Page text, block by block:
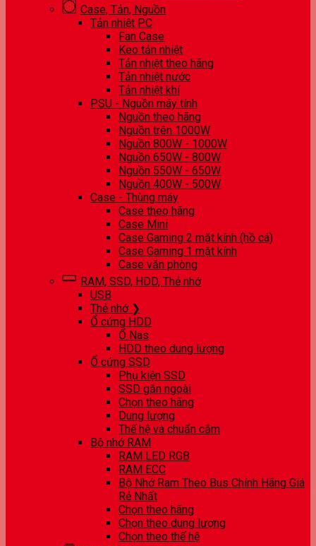
Case, Tản, Nguồn
Tản nhiệt PC
Fan Case
Keo tản nhiệt
Tản nhiệt theo hãng
Tản nhiệt nước
Tản nhiệt khí
PSU - Nguồn máy tính
Nguồn theo hãng
Nguồn trên 1000W
Nguồn 800W - 1000W
Nguồn 650W - 800W
Nguồn 550W - 650W
Nguồn 400W - 500W
Case - Thùng máy
Case theo hãng
Case Mini
Case Gaming 2 mặt kính (hồ cá)
Case Gaming 1 mặt kính
Case văn phòng
RAM, SSD, HDD, Thẻ nhớ
USB
Thẻ nhớ ❯
Ổ cứng HDD
Ổ Nas
HDD theo dung lượng
Ổ cứng SSD
Phụ kiện SSD
SSD gắn ngoài
Chọn theo hãng
Dung lượng
Thế hệ và chuẩn cắm
Bộ nhớ RAM
RAM LED RGB
RAM ECC
Bộ Nhớ Ram Theo Bus Chính Hãng Giá
Rẻ Nhất
Chọn theo hãng
Chọn theo dung lượng
Chọn theo thế hệ